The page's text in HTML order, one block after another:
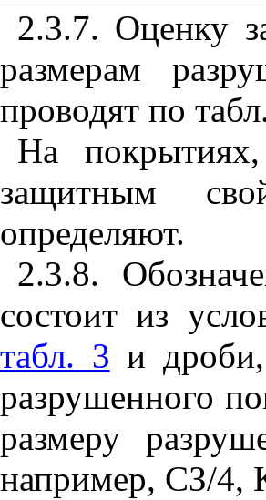
2.3.7. Оценку
размерам
проводят по
На
защитным
определяют.
2.3.8.
состоит из
табл. 3 и
разрушенного
размеру
например, СЗ/4,